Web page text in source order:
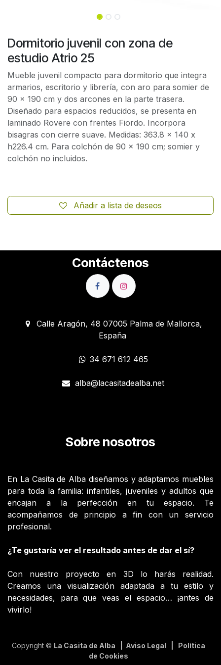
Dormitorio juvenil con zona de
estudio Atrio 25
Mueble juvenil compacto para dormitorio que integra
armarios, escritorio y librería, con aro para somier de
90 x 190 cm y dos arcones en la parte trasera.
Diseñado para espacios reducidos, se presenta en
laminado Rovere con frentes Fiordo. Incorpora
bisagras con cierre suave. Medidas: 363.8 x 140 x
h226.4 cm. Para colchón de 90 x 190 cm; somier y
colchón no incluidos.
Añadir a lista de deseos
Contáctenos
Calle Aragón, 48 07005 Palma de Mallorca,
España
34 671 612 465
alba@lacasitadealba.net
Sobre nosotros
En La Casita de Alba diseñamos y adaptamos muebles
para toda la familia: infantiles, juveniles y adultos que
encajan a la perfección en tu espacio. Te
acompañamos de principio a fin con un servicio
profesional.
¿Te gustaría ver el resultado antes de dar el sí?
Con nuestro proyecto en 3D lo harás realidad.
Creamos una visualización adaptada a tu estilo y
necesidades, para que veas el espacio… ¡antes de
vivirlo!
Copyright © La Casita de Alba | Aviso Legal | Política
de Cookies